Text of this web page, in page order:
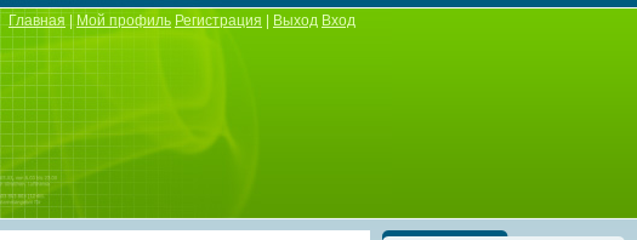
Главная|Мой профиль Регистрация Выход Вход